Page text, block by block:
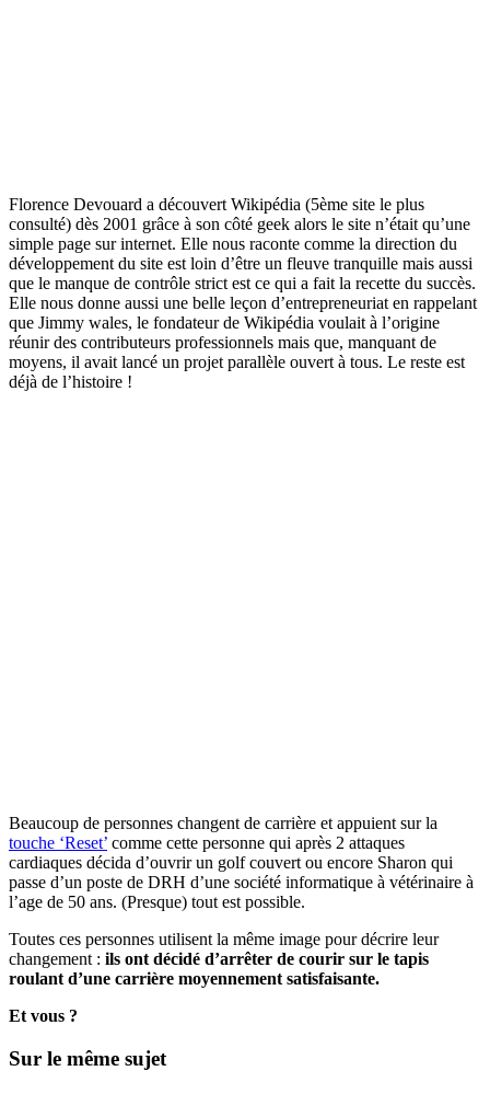
Florence Devouard a découvert Wikipédia (5ème site le plus
consulté) dès 2001 grâce à son côté geek alors le site n’était qu’une
simple page sur internet. Elle nous raconte comme la direction du
développement du site est loin d’être un fleuve tranquille mais aussi
que le manque de contrôle strict est ce qui a fait la recette du succès.
Elle nous donne aussi une belle leçon d’entrepreneuriat en rappelant
que Jimmy wales, le fondateur de Wikipédia voulait à l’origine
réunir des contributeurs professionnels mais que, manquant de
moyens, il avait lancé un projet parallèle ouvert à tous. Le reste est
déjà de l’histoire !
Beaucoup de personnes changent de carrière et appuient sur la
touche ‘Reset’ comme cette personne qui après 2 attaques
cardiaques décida d’ouvrir un golf couvert ou encore Sharon qui
passe d’un poste de DRH d’une société informatique à vétérinaire à
l’age de 50 ans. (Presque) tout est possible.
Toutes ces personnes utilisent la même image pour décrire leur
changement : ils ont décidé d’arrêter de courir sur le tapis
roulant d’une carrière moyennement satisfaisante.
Et vous ?
Sur le même sujet